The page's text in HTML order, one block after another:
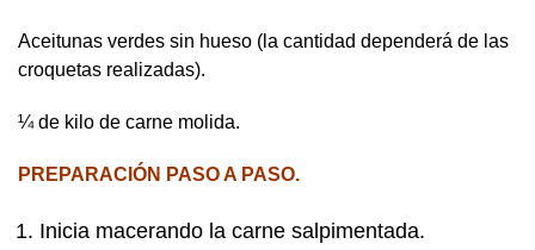
Aceitunas verdes sin hueso (la cantidad dependerá de las
croquetas realizadas).
¼ de kilo de carne molida.
PREPARACIÓN PASO A PASO.
Inicia macerando la carne salpimentada.